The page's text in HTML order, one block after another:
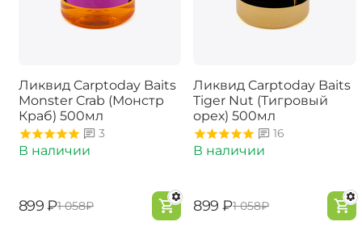
Ликвид Carptoday Baits
Monster Crab (Монстр
Краб) 500мл
3
В наличии
‍899‍ ₽‍1 058‍₽
Ликвид Carptoday Baits
Tiger Nut (Тигровый
орех) 500мл
16
В наличии
‍899‍ ₽‍1 058‍₽